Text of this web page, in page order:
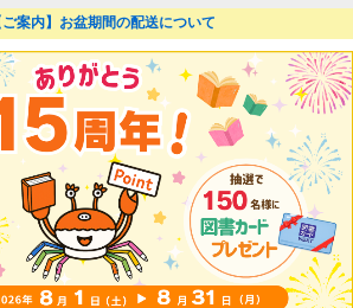
ご案内】お盆期間の配送について